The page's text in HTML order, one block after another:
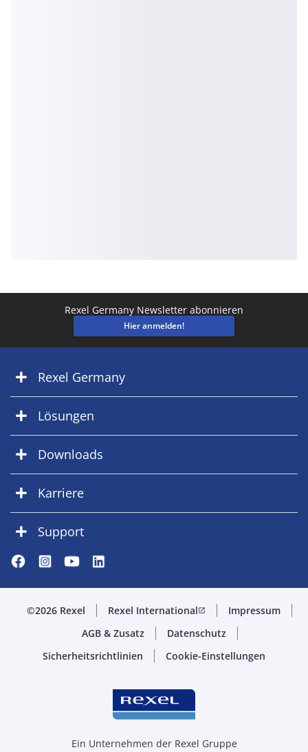
Rexel Germany Newsletter abonnieren
Hier anmelden!
Rexel Germany
Lösungen
Downloads
Karriere
Support
©2026 Rexel Rexel Internationalopen_in_new
Impressum
AGB & Zusatz
Datenschutz
Sicherheitsrichtlinien
Cookie-Einstellungen
Ein Unternehmen der Rexel Gruppe